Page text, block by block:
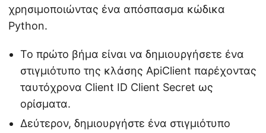
χρησιμοποιώντας ένα απόσπασμα κώδικα
Python.
Το πρώτο βήμα είναι να δημιουργήσετε ένα
στιγμιότυπο της κλάσης ApiClient παρέχοντας
ταυτόχρονα Client ID Client Secret ως
ορίσματα.
Δεύτερον, δημιουργήστε ένα στιγμιότυπο